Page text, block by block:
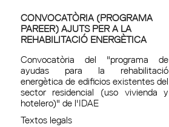
CONVOCATÒRIA (PROGRAMA
PAREER) AJUTS PER A LA
REHABILITACIÓ ENERGÈTICA
Convocatòria del "programa de
ayudas para la rehabilitació
energètica de edificios existentes del
sector residencial (uso vivienda y
hotelero)" de l'IDAE
Textos legals